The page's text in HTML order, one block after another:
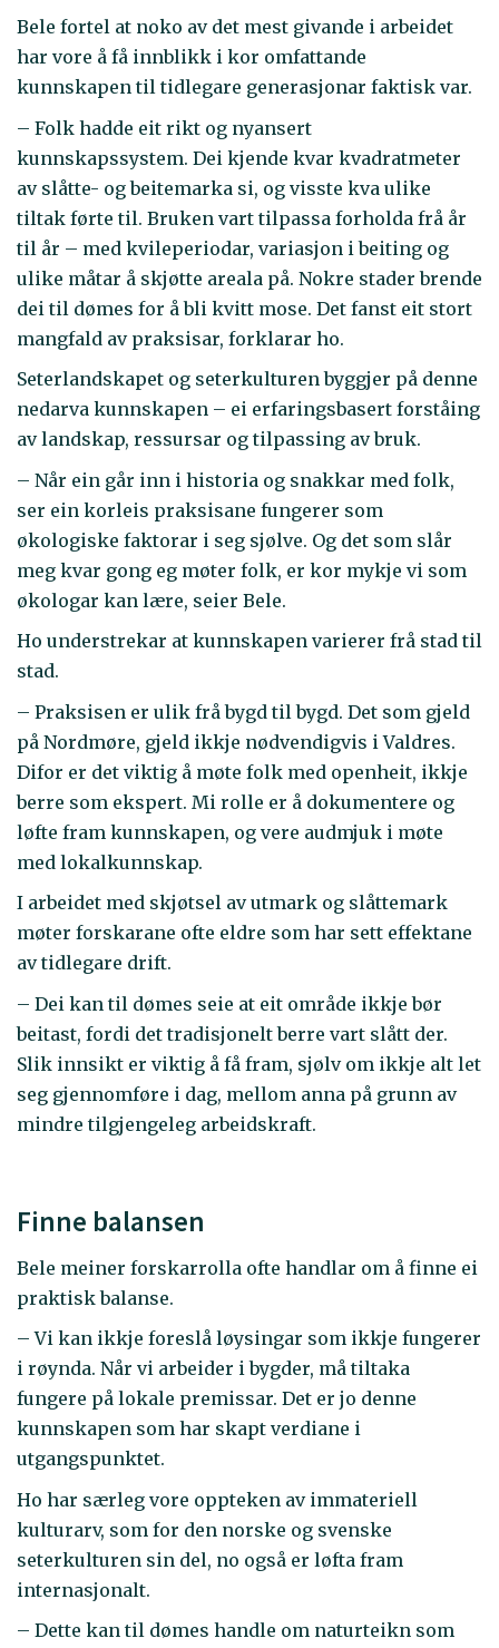
Bele fortel at noko av det mest givande i arbeidet
har vore å få innblikk i kor omfattande
kunnskapen til tidlegare generasjonar faktisk var.
– Folk hadde eit rikt og nyansert
kunnskapssystem. Dei kjende kvar kvadratmeter
av slåtte- og beitemarka si, og visste kva ulike
tiltak førte til. Bruken vart tilpassa forholda frå år
til år – med kvileperiodar, variasjon i beiting og
ulike måtar å skjøtte areala på. Nokre stader brende
dei til dømes for å bli kvitt mose. Det fanst eit stort
mangfald av praksisar, forklarar ho.
Seterlandskapet og seterkulturen byggjer på denne
nedarva kunnskapen – ei erfaringsbasert forståing
av landskap, ressursar og tilpassing av bruk.
– Når ein går inn i historia og snakkar med folk,
ser ein korleis praksisane fungerer som
økologiske faktorar i seg sjølve. Og det som slår
meg kvar gong eg møter folk, er kor mykje vi som
økologar kan lære, seier Bele.
Ho understrekar at kunnskapen varierer frå stad til
stad.
– Praksisen er ulik frå bygd til bygd. Det som gjeld
på Nordmøre, gjeld ikkje nødvendigvis i Valdres.
Difor er det viktig å møte folk med openheit, ikkje
berre som ekspert. Mi rolle er å dokumentere og
løfte fram kunnskapen, og vere audmjuk i møte
med lokalkunnskap.
I arbeidet med skjøtsel av utmark og slåttemark
møter forskarane ofte eldre som har sett effektane
av tidlegare drift.
– Dei kan til dømes seie at eit område ikkje bør
beitast, fordi det tradisjonelt berre vart slått der.
Slik innsikt er viktig å få fram, sjølv om ikkje alt let
seg gjennomføre i dag, mellom anna på grunn av
mindre tilgjengeleg arbeidskraft.
Finne balansen
Bele meiner forskarrolla ofte handlar om å finne ei
praktisk balanse.
– Vi kan ikkje foreslå løysingar som ikkje fungerer
i røynda. Når vi arbeider i bygder, må tiltaka
fungere på lokale premissar. Det er jo denne
kunnskapen som har skapt verdiane i
utgangspunktet.
Ho har særleg vore oppteken av immateriell
kulturarv, som for den norske og svenske
seterkulturen sin del, no også er løfta fram
internasjonalt.
– Dette kan til dømes handle om naturteikn som